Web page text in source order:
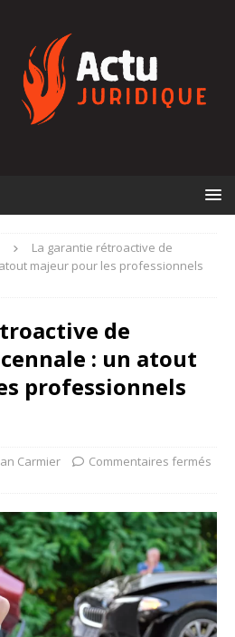
La garantie rétroactive de
majeur pour les professionnels
de
: un atout
professionnels
Carmier Commentaires fermés